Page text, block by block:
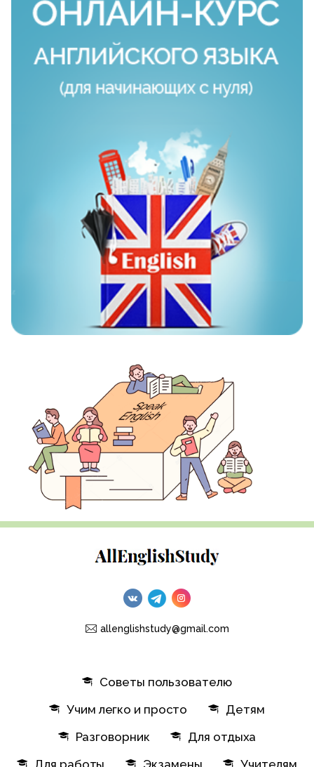
Советы пользователю
Учим легко и просто
Детям
Разговорник
Для отдыха
allenglishstudy@gmail.com